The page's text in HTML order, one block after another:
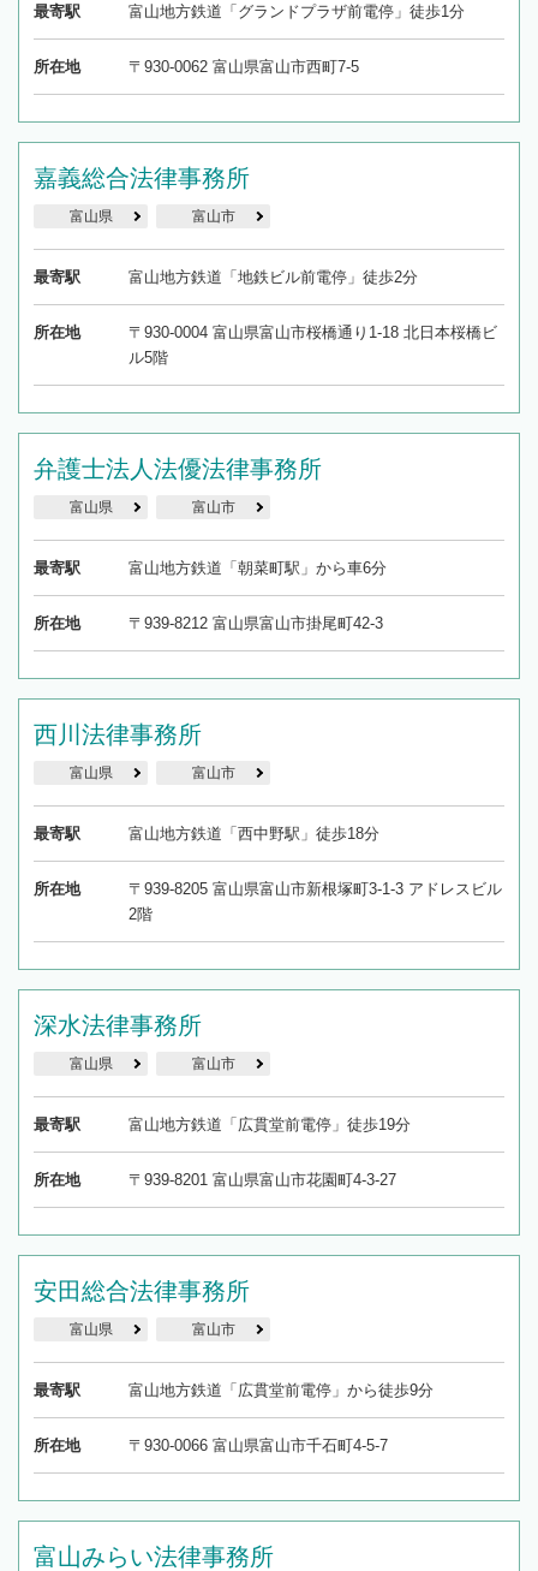
最寄駅 富山地方鉄道「グランドプラザ前電停」徒歩1分
所在地 〒930-0062 富山県富山市西町7-5
嘉義総合法律事務所
富山県 富山市
最寄駅 富山地方鉄道「地鉄ビル前電停」徒歩2分
所在地
〒930-0004 富山県富山市桜橋通り1-18 北日本桜橋ビ
ル5階
弁護士法人法優法律事務所
富山県 富山市
最寄駅 富山地方鉄道「朝菜町駅」から車6分
所在地 〒939-8212 富山県富山市掛尾町42-3
西川法律事務所
富山県 富山市
最寄駅 富山地方鉄道「西中野駅」徒歩18分
所在地
〒939-8205 富山県富山市新根塚町3-1-3 アドレスビル
2階
深水法律事務所
富山県 富山市
最寄駅 富山地方鉄道「広貫堂前電停」徒歩19分
所在地 〒939-8201 富山県富山市花園町4-3-27
安田総合法律事務所
富山県 富山市
最寄駅 富山地方鉄道「広貫堂前電停」から徒歩9分
所在地 〒930-0066 富山県富山市千石町4-5-7
富山みらい法律事務所